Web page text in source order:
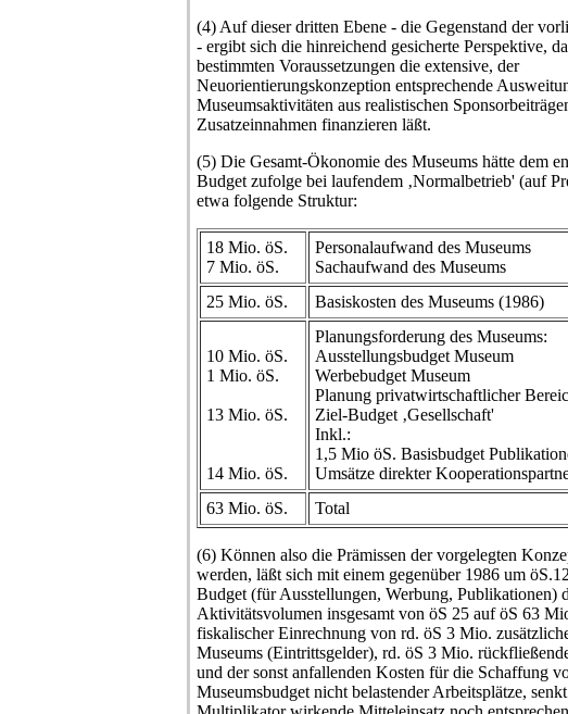
(4) Auf dieser dritten Ebene - die Gegenstand der
- ergibt sich die hinreichend gesicherte Perspektive,
bestimmten Voraussetzungen die extensive, der
Neuorientierungskonzeption entsprechende
Museumsaktivitäten aus realistischen
Zusatzeinnahmen finanzieren läßt.
(5) Die Gesamt-Ökonomie des Museums hätte dem
Budget zufolge bei laufendem ‚Normalbetrieb' (auf
etwa folgende Struktur:
18 Mio. öS.
7 Mio. öS.
Personalaufwand des Museums
Sachaufwand des Museums
25 Mio. öS.
Basiskosten des Museums (1986)
10 Mio. öS.
1 Mio. öS.
13 Mio. öS.
14 Mio. öS.
Planungsforderung des Museums:
Ausstellungsbudget Museum
Werbebudget Museum
Planung privatwirtschaftlicher
Ziel-Budget ‚Gesellschaft'
Inkl.:
1,5 Mio öS. Basisbudget
Umsätze direkter
63 Mio. öS.
Total
(6) Können also die Prämissen der vorgelegten
werden, läßt sich mit einem gegenüber 1986 um
Budget (für Ausstellungen, Werbung, Publikationen)
Aktivitätsvolumen insgesamt von öS 25 auf öS 63
fiskalischer Einrechnung von rd. öS 3 Mio.
Museums (Eintrittsgelder), rd. öS 3 Mio.
und der sonst anfallenden Kosten für die Schaffung
Museumsbudget nicht belastender Arbeitsplätze,